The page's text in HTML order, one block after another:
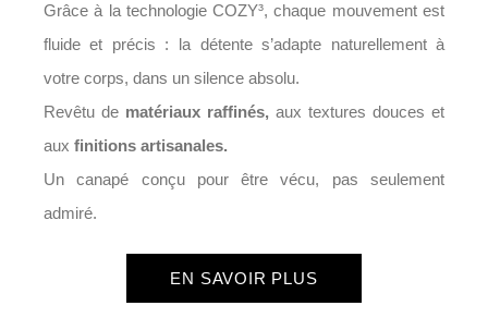
Grâce à la technologie COZY³, chaque mouvement est
fluide et précis : la détente s’adapte naturellement à
votre corps, dans un silence absolu.
Revêtu de matériaux raffinés,aux textures douces et
aux finitions artisanales.
Un canapé conçu pour être vécu, pas seulement
admiré.
EN SAVOIR PLUS